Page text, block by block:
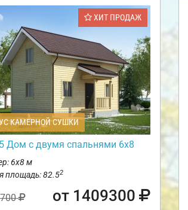
ХИТ ПРОДАЖ
КАМЕРНОЙ СУШКИ
Дом с двумя спальнями 6х8
6х8 м
площадь: 82.52
от 1409300